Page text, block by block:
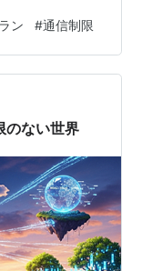
support …
ン #通信制限
のない世界